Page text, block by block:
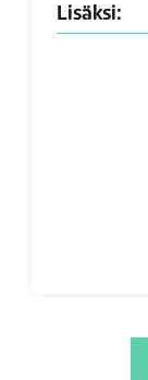
Lisäksi: